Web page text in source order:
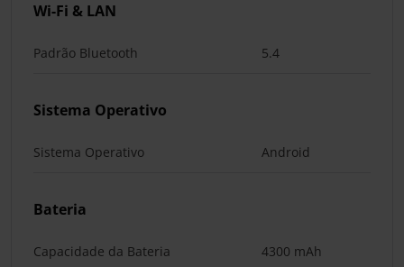
Wi-Fi & LAN
Padrão Bluetooth 5.4
Sistema Operativo
Sistema Operativo Android
Bateria
Capacidade da Bateria 4300 mAh